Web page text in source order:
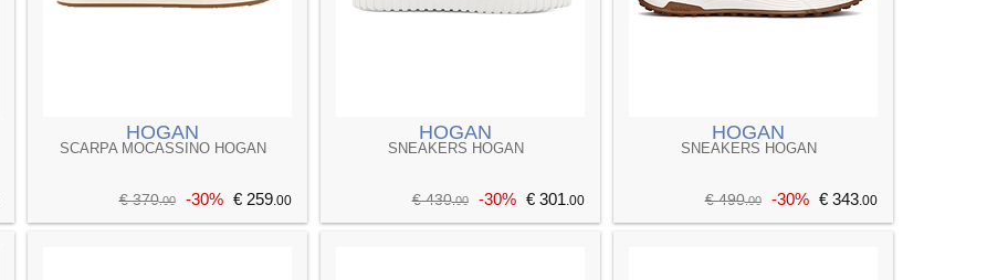
HOGAN
SCARPA MOCASSINO HOGAN
€ 370.00 -30% € 259.00
HOGAN
SNEAKERS HOGAN
€ 430.00 -30% € 301.00
HOGAN
SNEAKERS HOGAN
€ 490.00 -30% € 343.00